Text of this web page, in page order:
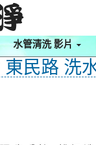
水管清洗 影片
民路 洗